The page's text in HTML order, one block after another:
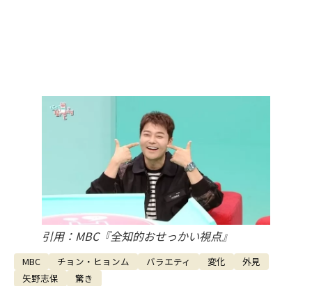
引用：MBC『全知的おせっかい視点』
MBC チョン・ヒョンム バラエティ 変化
外見
矢野志保
驚き